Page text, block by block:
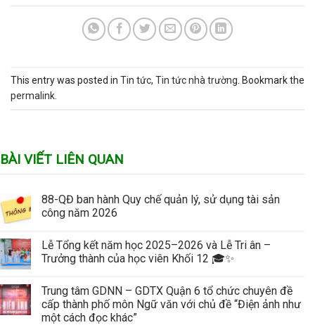
This entry was posted in Tin tức, Tin tức nhà trường . Bookmark the
permalink
BÀI VIẾT LIÊN QUAN
88-QĐ ban hành Quy chế quản lý, sử dụng tài sản
công năm 2026
Lễ Tổng kết năm học 2025–2026 và Lễ Tri ân –
Trưởng thành của học viên Khối 12 🎓✨
Trung tâm GDNN – GDTX Quận 6 tổ chức chuyên đề
cấp thành phố môn Ngữ văn với chủ đề “Điện ảnh như
một cách đọc khác”